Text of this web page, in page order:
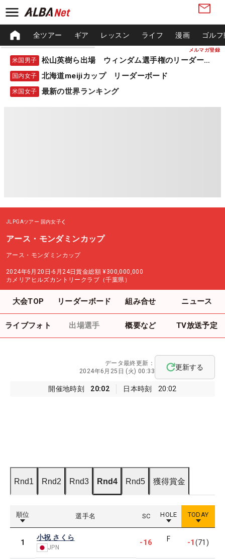
メルマガ登録
全ツアー ギア レッスン ライフ 漫画 ゴル
米国男子 松山英樹ら出場 ウィンダム選手権のリーダーボード
国内女子 北海道meijiカップ リーダーボード
米国女子 最新の世界ランキング
JLPGAツアー 国内女子
アース・モンダミンカップ
アース・モンダミンカップ
2024年6月20日-6月24日賞金総額 ¥300,000,000
カメリアヒルズカントリークラブ（千葉県）
大会TOP リーダーボード 組み合せ ニュース
ライブフォト 出場選手 概要など TV放送予定
開催地時刻 20:02 日本時刻 20:02
データ最終更新：
2024年6月25日 (火) 00:33
更新する
Rnd1 Rnd2 Rnd3 Rnd4 Rnd5 獲得賞金
順位 選手名 SC HOLE TODAY
1
小祝 さくら
JPN
-16 F -1(71)